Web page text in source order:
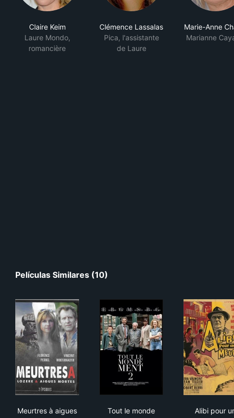
Claire Keim
Laure Mondo,
romancière
Clémence Lassalas
Pica, l'assistante
de Laure
Marie-Anne
Marianne
Películas Similares (10)
Meurtres à aigues
Tout le monde
Alibi pour